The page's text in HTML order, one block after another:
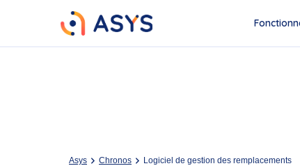
Asys Chronos Logiciel de gestion des remplacements